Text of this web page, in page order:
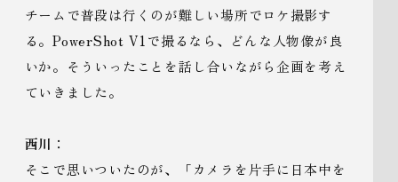
チームで普段は行くのが難しい場所でロケ撮影す
る。PowerShot V1で撮るなら、どんな人物像が良
いか。そういったことを話し合いながら企画を考え
ていきました。
西川：
そこで思いついたのが、「カメラを片手に日本中を